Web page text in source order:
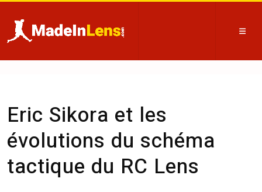
Eric Sikora et les
évolutions du schéma
tactique du RC Lens